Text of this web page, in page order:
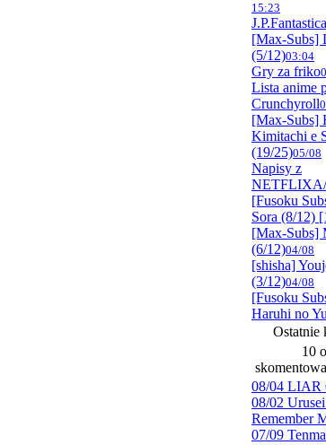
15:23
J.P.Fantastica
[Max-Subs]
(5/12)03:04
Gry za friko
Lista anime
Crunchyroll
[Max-Subs]
Kimitachi e
(19/25)05/08
Napisy z
[Fusoku
Sora (8/12)
[Max-Subs]
(6/12)04/08
[shisha]
(3/12)04/08
[Fusoku
Haruhi no
Ostatnie
10
08/04 LIAR
08/02
Remember
07/09